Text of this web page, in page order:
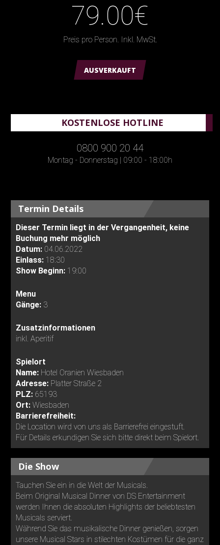
79.00€
Preis pro Person. Inkl. MwSt.
AUSVERKAUFT
KOSTENLOSE HOTLINE
0800 900 20 44
Montag - Donnerstag | 09:00 - 18:00h
Termin Details
Dieser Termin liegt in der Vergangenheit, keine
Buchung mehr möglich
Datum: 04.06.2022
Einlass: 18:30
Show Beginn: 19:00
Menu
Gänge: 3
Zusatzinformationen
inkl. Aperitif
Spielort
Name: Hotel Oranien Wiesbaden
Adresse: Platter Straße 2
PLZ: 65193
Ort:Wiesbaden
Barrierefreiheit:
Die Location wird von uns als Barrierefrei eingestuft.
Für Details erkundigen Sie sich bitte direkt beim Spielort.
Die Show
Tauchen Sie ein in die Welt der Musicals.
Beim Original Musical Dinner von DS Entertainment
werden Ihnen die absoluten Highlights der beliebtesten
Musicals serviert.
Während Sie das musikalische Dinner genießen, sorgen
unsere Musical Stars in stilechten Kostümen für die ganz